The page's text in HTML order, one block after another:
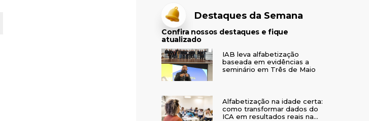
Destaques da Semana
Confira nossos destaques e fique
atualizado
IAB leva alfabetização
baseada em evidências a
seminário em Três de Maio
Alfabetização na idade certa:
como transformar dados do
ICA em resultados reais na